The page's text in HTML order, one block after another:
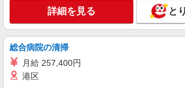
時給1500円 ◆交通費規定
茨城県古河市
キープ
派遣社員
詳細を見る と
総合病院の清掃
月給 257,400円
港区